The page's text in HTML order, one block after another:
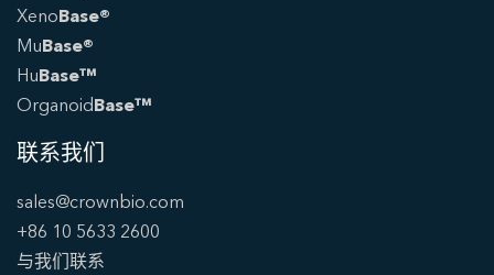
XenoBase®
MuBase®
HuBase™
OrganoidBase™
联系我们
sales@crownbio.com
+86 10 5633 2600
与我们联系